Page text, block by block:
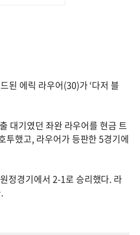
된 에릭 라우어(30)가 ‘다저 블
대기였던 좌완 라우어를 현금 트
투했고, 라우어가 등판한 5경기에
정경기에서 2-1로 승리했다. 라